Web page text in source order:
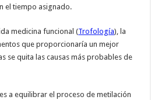
el tiempo asignado.
medicina funcional (Trofología), la
que proporcionaría un mejor
se quita las causas más probables de
a equilibrar el proceso de metilación